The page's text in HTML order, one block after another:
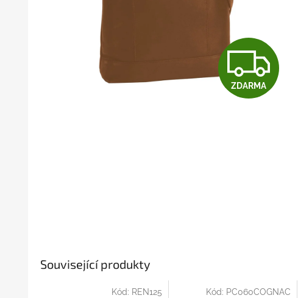
Z
D
A
ZDARMA
Související produkty
Kód: REN125 Kód: PC060COGNAC